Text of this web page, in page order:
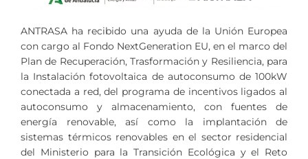
ANTRASA ha recibido una ayuda de la Unión Europea
con cargo al Fondo NextGeneration EU, en el marco del
Plan de Recuperación, Trasformación y Resiliencia, para
la Instalación fotovoltaica de autoconsumo de 100kW
conectada a red, del programa de incentivos ligados al
autoconsumo y almacenamiento, con fuentes de
energía renovable, así como la implantación de
sistemas térmicos renovables en el sector residencial
del Ministerio para la Transición Ecológica y el Reto